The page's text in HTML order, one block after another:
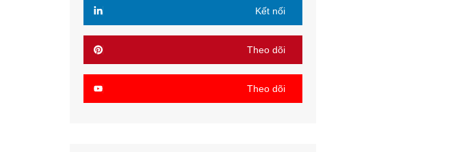
Kết nối
Theo dõi
Theo dõi